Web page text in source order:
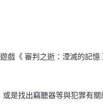
《 審判之逝：湮滅的記憶
是找出竊聽器等與犯罪有關